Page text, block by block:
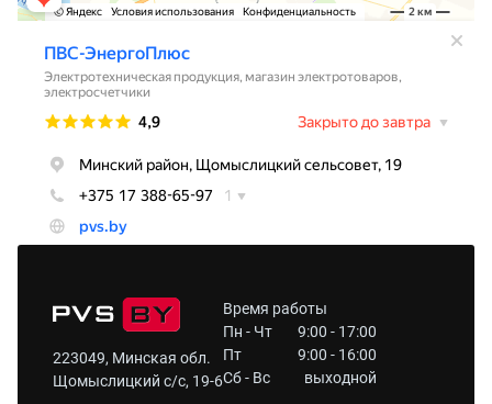
223049, Минская обл.
Щомыслицкий с/с, 19-6
Время работы
Пн - Чт
9:00 - 17:00
Пт
9:00 - 16:00
Сб - Вс
выходной